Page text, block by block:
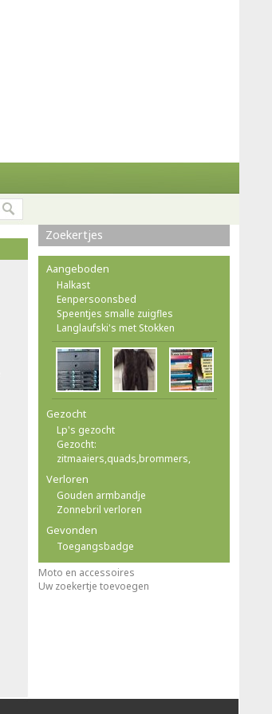
Zoekertjes
Aangeboden
Halkast
Eenpersoonsbed
Speentjes smalle zuigfles
Langlaufski's met Stokken
Gezocht
Lp's gezocht
Gezocht:
zitmaaiers,quads,brommers,
Verloren
Gouden armbandje
Zonnebril verloren
Gevonden
Toegangsbadge
Moto en accessoires
Uw zoekertje toevoegen